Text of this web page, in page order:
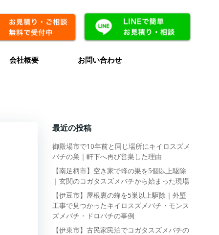
会社概要 お問い合わせ
最近の投稿
御殿場市で10年前と同じ場所にキイロスズメ
バチの巣｜軒下へ再び営巣した理由
【南足柄市】空き家で蜂の巣を5個以上駆除
｜玄関のコガタスズメバチから始まった現場
【伊豆市】屋根裏の蜂を5巣以上駆除｜外壁
工事で見つかったキイロスズメバチ・モンス
ズメバチ・ドロバチの事例
【伊東市】古民家民泊でコガタスズメバチの